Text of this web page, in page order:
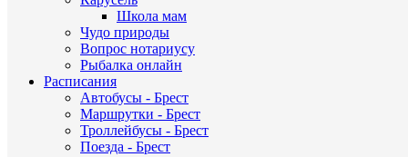
Школа мам
Чудо природы
Вопрос нотариусу
Рыбалка онлайн
Расписания
Автобусы - Брест
Маршрутки - Брест
Троллейбусы - Брест
Поезда - Брест